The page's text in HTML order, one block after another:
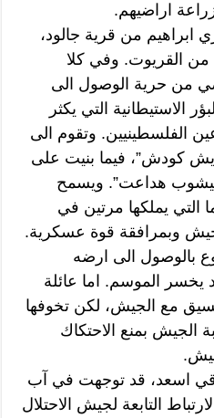
اراضيهم.
ابراهيم من قرية جالود،
من القريوت. وفي كلا
من حرية الوصول الى
الاستيطانية التي يكثر
الفلسطينيين. وتقوم الى
كودش”، فيما بنيت على
هداعت”. ويسمح
بدخول الـ250 دونما التي يملكها مرتين في
وبمرافقة قوة عسكرية.
بالوصول الى ارضه
يخسر الموسم. اما عائلة
مع الجيش، لكن تخوفها
بمنع الاحتكاك
اسعد، قد توجهت في آب
التابعة لجيش الاحتلال